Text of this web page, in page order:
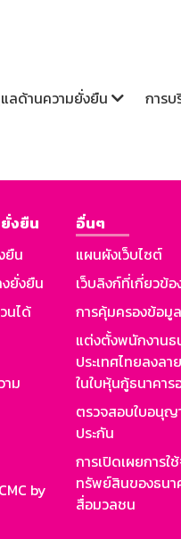
ลด้านความยั่งยืน การ
งยืน
ยืน
ยั่งยืน
นได้
ม
by
อื่นๆ
แผนผังเว็บไซต์
เว็บลิงก์ที่เกี่ยวข้อ
การคุ้มครองข้อมู
แต่งตั้งพนักงานธ
ประเทศไทยลงล
ในใบหุ้นกู้ธนาคา
ตรวจสอบใบอนุ
ประกัน
การเปิดเผยการใ
ทรัพย์สินของธนา
สื่อมวลชน